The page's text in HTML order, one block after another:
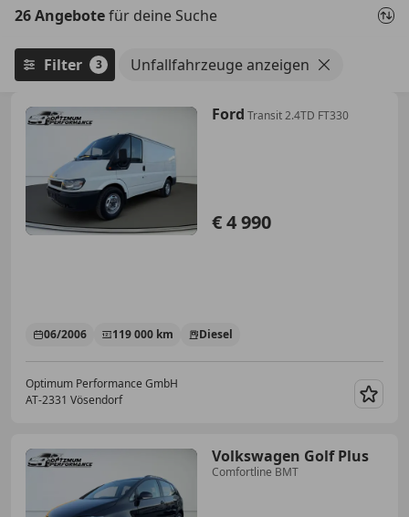
26 Angebotefür deine Suche
Filter 3 Unfallfahrzeuge anzeigen
Ford Transit 2.4TD FT330
€ 4 990
06/2006 119 000 km Diesel
Optimum Performance GmbH
AT-2331 Vösendorf
Volkswagen Golf Plus
Comfortline BMT